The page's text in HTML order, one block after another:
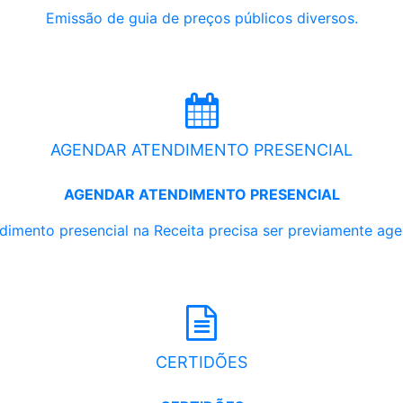
Emissão de guia de preços públicos diversos.
AGENDAR ATENDIMENTO PRESENCIAL
AGENDAR ATENDIMENTO PRESENCIAL
presencial na Receita precisa ser previamente
CERTIDÕES